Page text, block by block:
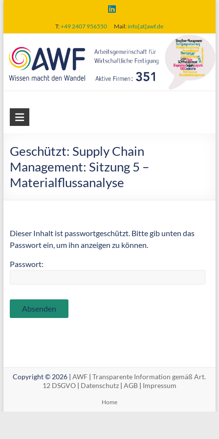
content
T:+49 2407 956550 Mail:info[at]awf.de
AWF
wirtschaftliche
Fertigung
Geschützt: Supply Chain
Management: Sitzung 5 –
Materialflussanalyse
Dieser Inhalt ist passwortgeschützt. Bitte gib unten das
Passwort ein, um ihn anzeigen zu können.
Passwort:
Copyright © 2026 |AWF |Transparente Information gemäß Art.
12 DSGVO| Datenschutz| AGB| Impressum
Home